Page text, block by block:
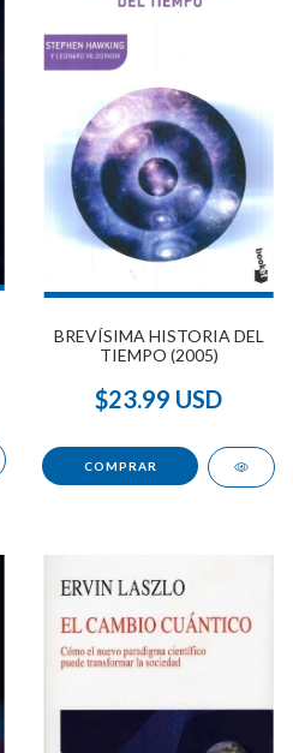
BREVÍSIMA HISTORIA DEL
TIEMPO (2005)
$23.99 USD